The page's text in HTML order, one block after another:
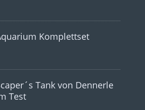
Komplettset
Tank von Dennerle
Test